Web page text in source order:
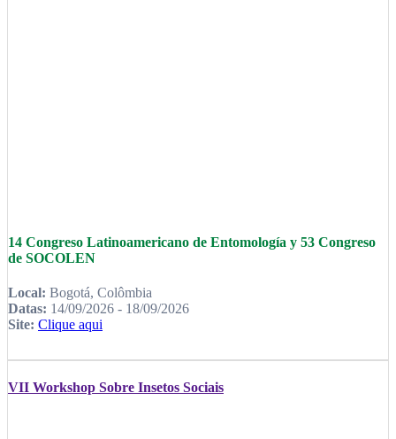
14 Congreso Latinoamericano de Entomología y 53 Congreso
de SOCOLEN
Local: Bogotá, Colômbia
Datas: 14/09/2026 - 18/09/2026
Site: Clique aqui
VII Workshop Sobre Insetos Sociais